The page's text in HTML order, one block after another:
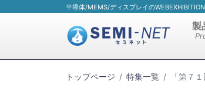
半導体/MEMS/ディスプレイの
製
トップページ 特集一覧 「第７